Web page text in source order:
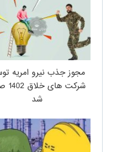
مجوز جذب نیرو امریه
شرکت
شد